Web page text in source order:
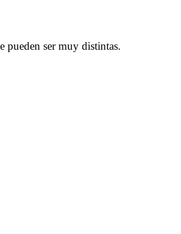
pueden ser muy distintas.